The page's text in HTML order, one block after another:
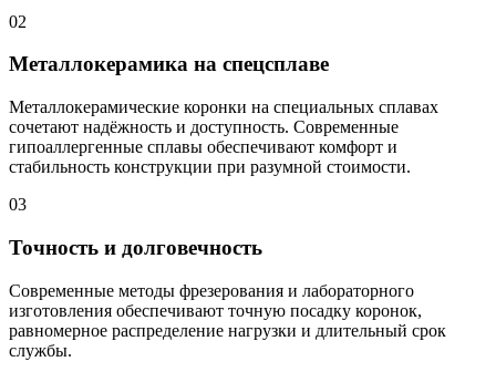
02
Металлокерамика на спецсплаве
Металлокерамические коронки на специальных сплавах
сочетают надёжность и доступность. Современные
гипоаллергенные сплавы обеспечивают комфорт и
стабильность конструкции при разумной стоимости.
03
Точность и долговечность
Современные методы фрезерования и лабораторного
изготовления обеспечивают точную посадку коронок,
равномерное распределение нагрузки и длительный срок
службы.